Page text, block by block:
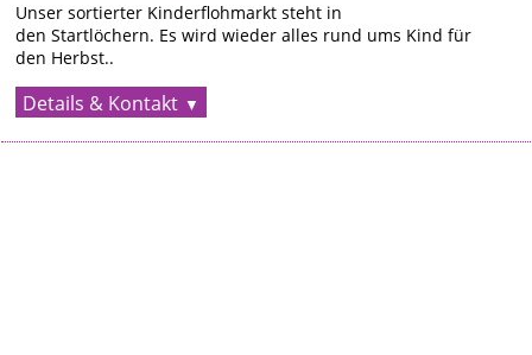
Unser sortierter Kinderflohmarkt steht in
den Startlöchern. Es wird wieder alles rund ums Kind für
den Herbst..
Details & Kontakt